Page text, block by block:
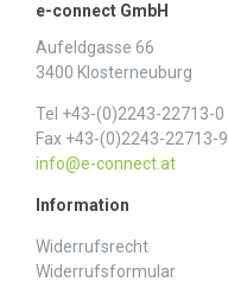
e-connect GmbH
Aufeldgasse 66
3400 Klosterneuburg
Tel +43-(0)2243-22713-0
Fax +43-(0)2243-22713-9
info@e-connect.at
Information
Widerrufs­recht
Widerrufs­formular